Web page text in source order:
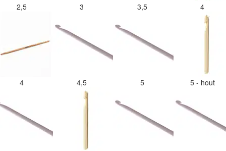
2,5 3 3,5 4
4 4,5 5 5 - hout